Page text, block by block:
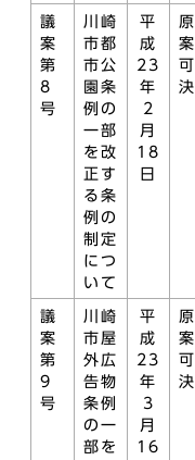
議
案
第
8
号
川崎
市都
市公
園条
例の
一部
を改
正す
る条
例の
制定
につ
いて
平
成
23
年
2
月
18
日
原
案
可
決
議
案
第
9
号
川崎
市屋
外広
告物
条例
の一
部を
平
成
23
年
3
月
16
原
案
可
決